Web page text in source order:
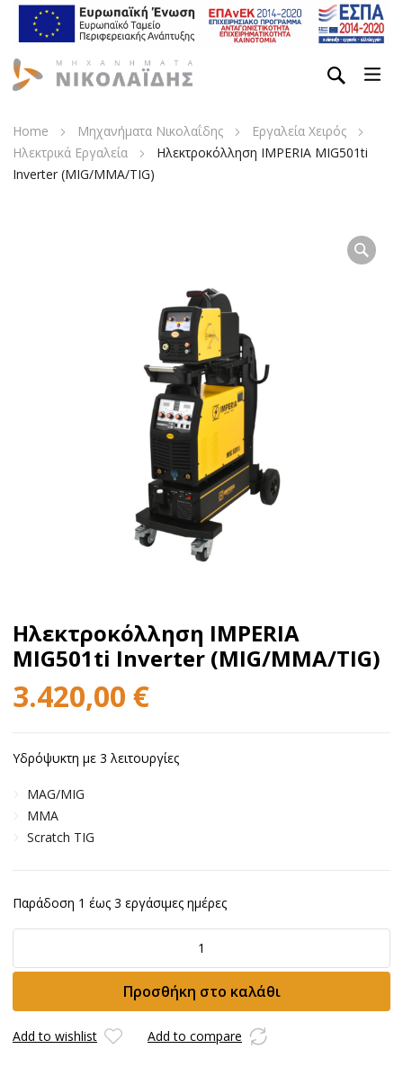
Home Μηχανήματα Νικολαΐδης
Εργαλεία Χειρός
Ηλεκτρικά Εργαλεία
Ηλεκτροκόλληση IMPERIA MIG501ti
Inverter (MIG/MMA/TIG)
Ηλεκτροκόλληση IMPERIA
MIG501ti Inverter (MIG/MMA/TIG)
3.420,00 €
Υδρόψυκτη με 3 λειτουργίες
MAG/MIG
MMA
Scratch TIG
Παράδοση 1 έως 3 εργάσιμες ημέρες
MIG501ti
(MIG/MMA/TIG)
ποσότητα
Προσθήκη στο καλάθι
Add to wishlist Add to compare